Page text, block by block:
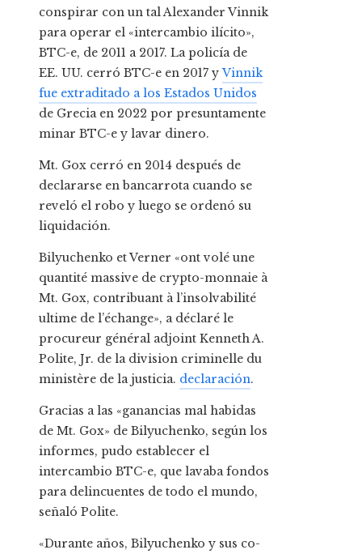
conspirar con un tal Alexander Vinnik
para operar el «intercambio ilícito»,
BTC-e, de 2011 a 2017. La policía de
EE. UU. cerró BTC-e en 2017 yVinnik
fue extraditado a los Estados Unidos
de Grecia en 2022 por presuntamente
minar BTC-e y lavar dinero.
Mt. Gox cerró en 2014 después de
declararse en bancarrota cuando se
reveló el robo y luego se ordenó su
liquidación.
Bilyuchenko et Verner «ont volé une
quantité massive de crypto-monnaie à
Mt. Gox, contribuant à l’insolvabilité
ultime de l’échange», a déclaré le
procureur général adjoint Kenneth A.
Polite, Jr. de la division criminelle du
ministère de la justicia. declaración.
Gracias a las «ganancias mal habidas
de Mt. Gox» de Bilyuchenko, según los
informes, pudo establecer el
intercambio BTC-e, que lavaba fondos
para delincuentes de todo el mundo,
señaló Polite.
«Durante años, Bilyuchenko y sus co-